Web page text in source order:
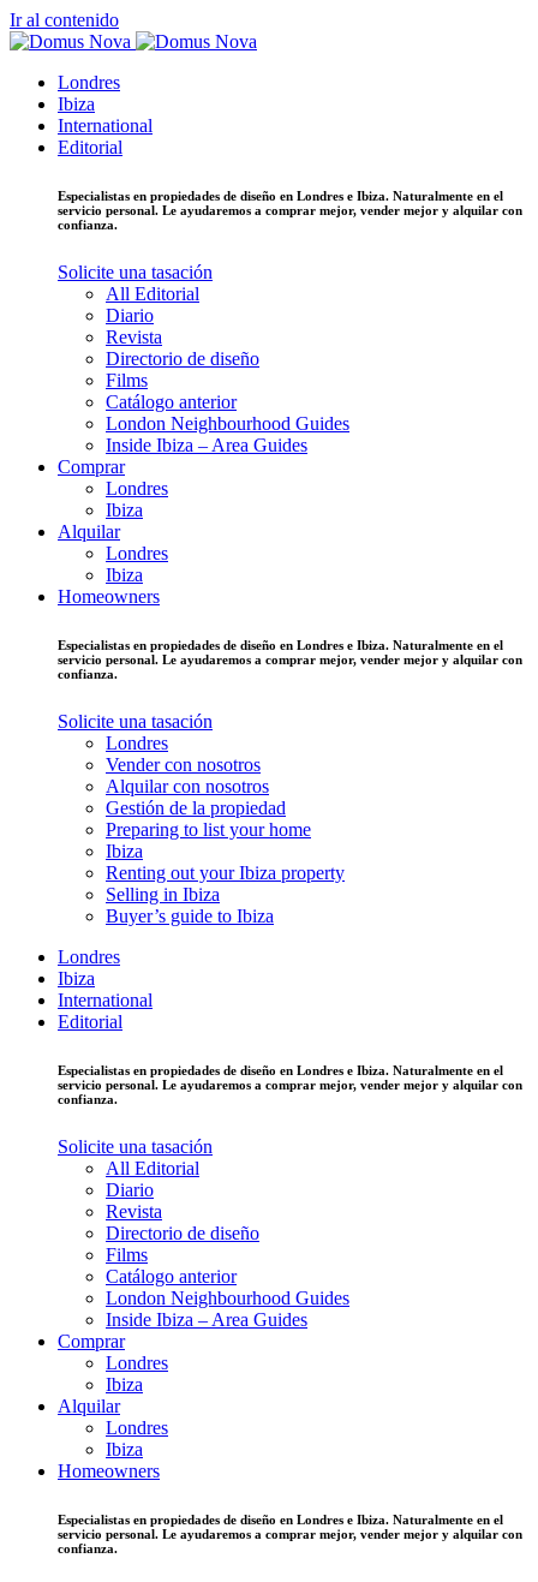
Ir al contenido
Londres
Ibiza
International
Editorial
Especialistas en propiedades de diseño en Londres e Ibiza. Naturalmente en el
servicio personal. Le ayudaremos a comprar mejor, vender mejor y alquilar con
confianza.
Solicite una tasación
All Editorial
Diario
Revista
Directorio de diseño
Films
Catálogo anterior
London Neighbourhood Guides
Inside Ibiza – Area Guides
Comprar
Londres
Ibiza
Alquilar
Londres
Ibiza
Homeowners
Especialistas en propiedades de diseño en Londres e Ibiza. Naturalmente en el
servicio personal. Le ayudaremos a comprar mejor, vender mejor y alquilar con
confianza.
Solicite una tasación
Londres
Vender con nosotros
Alquilar con nosotros
Gestión de la propiedad
Preparing to list your home
Ibiza
Renting out your Ibiza property
Selling in Ibiza
Buyer’s guide to Ibiza
Londres
Ibiza
International
Editorial
Especialistas en propiedades de diseño en Londres e Ibiza. Naturalmente en el
servicio personal. Le ayudaremos a comprar mejor, vender mejor y alquilar con
confianza.
Solicite una tasación
All Editorial
Diario
Revista
Directorio de diseño
Films
Catálogo anterior
London Neighbourhood Guides
Inside Ibiza – Area Guides
Comprar
Londres
Ibiza
Alquilar
Londres
Ibiza
Homeowners
Especialistas en propiedades de diseño en Londres e Ibiza. Naturalmente en el
servicio personal. Le ayudaremos a comprar mejor, vender mejor y alquilar con
confianza.